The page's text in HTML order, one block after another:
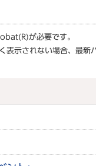
が必要です。
表示されない場合、最新